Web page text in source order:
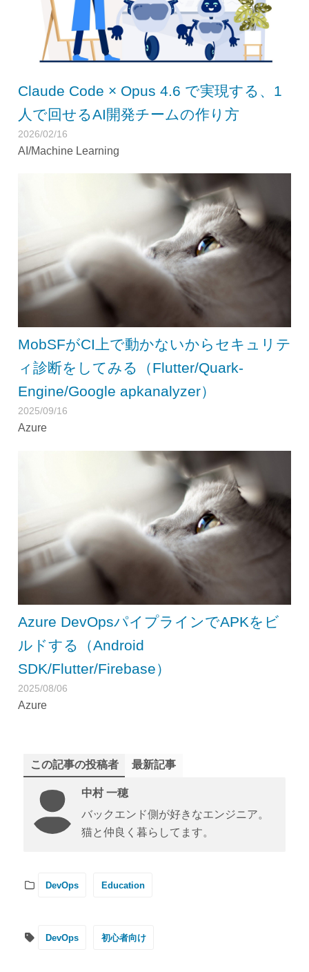
Claude Code × Opus 4.6 で実現する、1
人で回せるAI開発チームの作り方
2026/02/16
AI/Machine Learning
MobSFがCI上で動かないからセキュリテ
ィ診断をしてみる（Flutter/Quark-
Engine/Google apkanalyzer）
2025/09/16
Azure
Azure DevOpsパイプラインでAPKをビ
ルドする（Android
SDK/Flutter/Firebase）
2025/08/06
Azure
この記事の投稿者 最新記事
中村 一穂
バックエンド側が好きなエンジニア。
猫と仲良く暮らしてます。
DevOps Education
DevOps 初心者向け